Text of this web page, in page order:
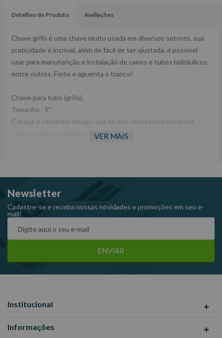
Detalhes do Produto Avaliações
Chave grifo é uma chave muito usada em diversos setores, sua
praticidade é incrivel, além de fácil de ser ajustada, é possivel
usar para manutenção e instalação de canos e tubos hidráulicos,
entre outros. Forte e aguenta o tranco!
Chave para tubo (grifo).
Tamanho : 8".
Cabeça e castanha em aço-liga de alta resistência mecânica.
Cabo em ferro fundido nodular.VER MAIS
Newsletter
Cadastre-se e receba nossas novidades e promoções em seu e-
mail!
ENVIAR
Institucional
Informações